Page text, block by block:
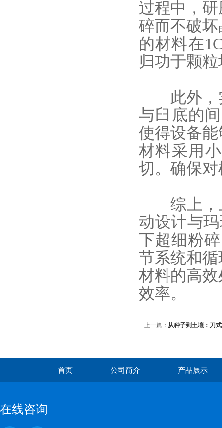
过程中，
碎而不破
的材料在
归功于颗
此外
与臼底的
使得设备
材料采用
切。确保
综上，上
动设计与
下超细粉
节系统和
材料的高
效率。
上一篇： 从种子到土壤：刀
首页 公司简介 产品展示
在线咨询